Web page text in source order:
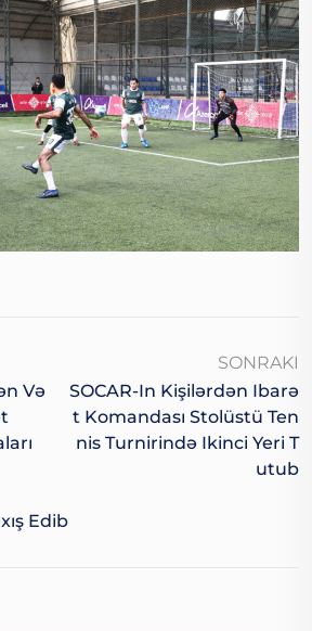
Və
Edib
SONRAKI
SOCAR-In Kişilərdən Ibarə
T Komandası Stolüstü Ten
Nis Turnirində Ikinci Yeri T
Utub